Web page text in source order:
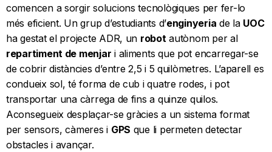
comencen a sorgir solucions tecnològiques per fer-lo
més eficient. Un grup d’estudiants d’enginyeria de la UOC
ha gestat el projecte ADR, un robotautònom per al
repartiment de menjar i aliments que pot encarregar-se
de cobrir distàncies d’entre 2,5 i 5 quilòmetres. L’aparell es
condueix sol, té forma de cub i quatre rodes, i pot
transportar una càrrega de fins a quinze quilos.
Aconsegueix desplaçar-se gràcies a un sistema format
per sensors, càmeres i GPS que li permeten detectar
obstacles i avançar.